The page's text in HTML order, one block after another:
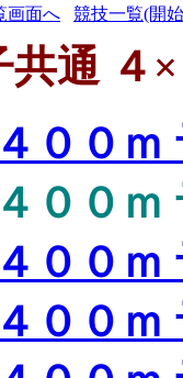
画面へ 競技一覧(開
通 ４
００ｍ
００ｍ
００ｍ
００ｍ